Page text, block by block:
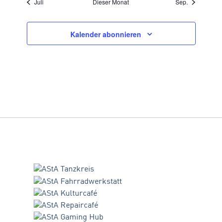
Juli Dieser Monat Sep.
Kalender abonnieren